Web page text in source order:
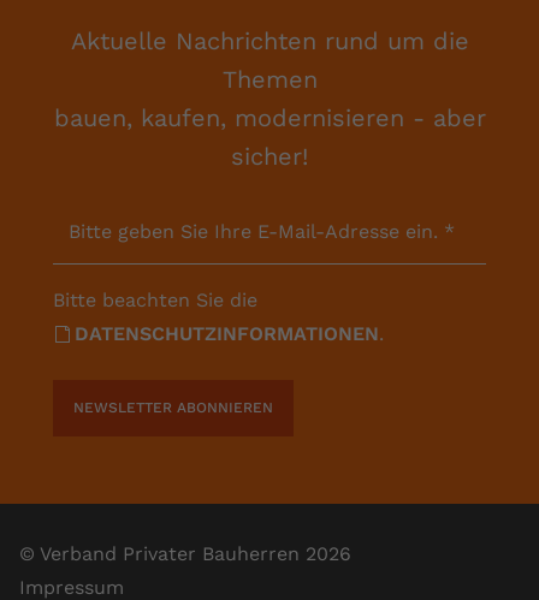
Aktuelle Nachrichten rund um die
Themen
bauen, kaufen, modernisieren - aber
sicher!
Bitte geben Sie Ihre E-Mail-Adresse ein. *
Bitte beachten Sie die
DATENSCHUTZINFORMATIONEN.
NEWSLETTER ABONNIEREN
© Verband Privater Bauherren 2026
Impressum